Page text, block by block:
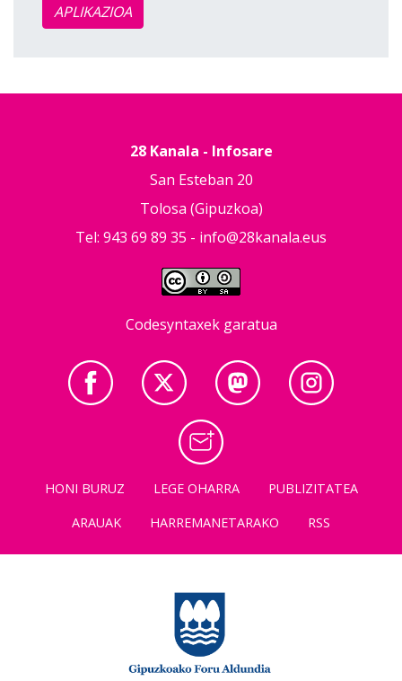
APLIKAZIOA
28 Kanala - Infosare
San Esteban 20
Tolosa (Gipuzkoa)
Tel: 943 69 89 35 - info@28kanala.eus
Codesyntaxek garatua
HONI BURUZ LEGE OHARRA
PUBLIZITATEA
ARAUAK
HARREMANETARAKO RSS